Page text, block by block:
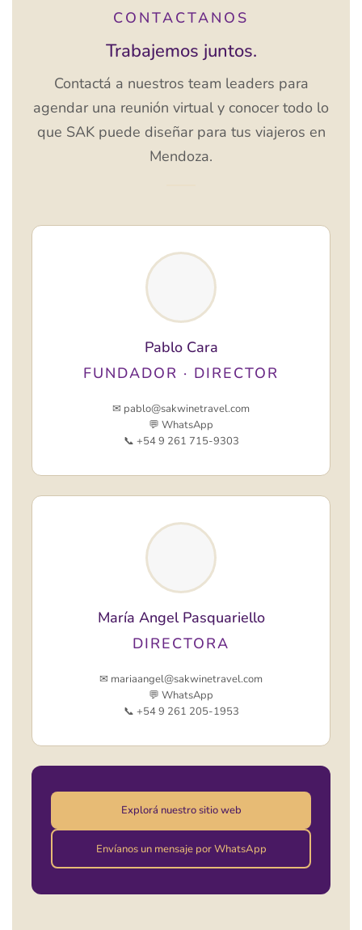
CONTACTANOS
Trabajemos juntos.
Contactá a nuestros team leaders para
agendar una reunión virtual y conocer todo lo
que SAK puede diseñar para tus viajeros en
Mendoza.
Pablo Cara
FUNDADOR · DIRECTOR
✉ pablo@sakwinetravel.com
💬 WhatsApp
📞 +54 9 261 715-9303
María Angel Pasquariello
DIRECTORA
✉ mariaangel@sakwinetravel.com
💬 WhatsApp
📞 +54 9 261 205-1953
Explorá nuestro sitio web
Envíanos un mensaje por WhatsApp